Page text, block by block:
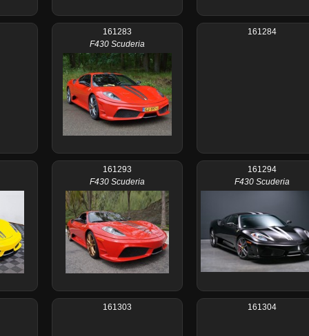
161283
F430 Scuderia
161284
161293
F430 Scuderia
161294
F430 Scuderia
161303 161304